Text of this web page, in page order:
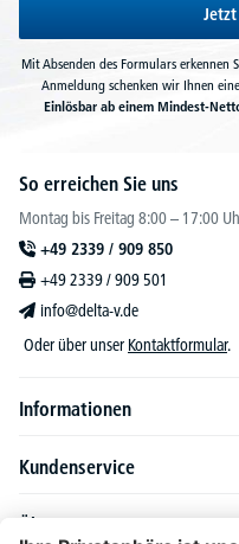
Mit Absenden des Formulars erkennen
Anmeldung schenken wir Ihnen
Einlösbar ab einem Mindest-
So erreichen Sie uns
Montag bis Freitag 8:00 – 17:00
+49 2339 / 909 850
+49 2339 / 909 501
info@delta-v.de
Oder über unser Kontaktformular.
Informationen
Kundenservice
Über DELTA-V